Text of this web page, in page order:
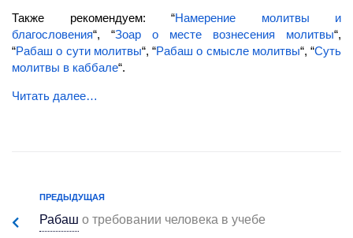
Также рекомендуем: “Намерение молитвы и
благословения“, “Зоар о месте вознесения молитвы“,
“Рабаш о сути молитвы“, “Рабаш о смысле молитвы“, “Суть
молитвы в каббале“.
Читать далее…
ПРЕДЫДУЩАЯ
Рабашо требовании человека в учебе